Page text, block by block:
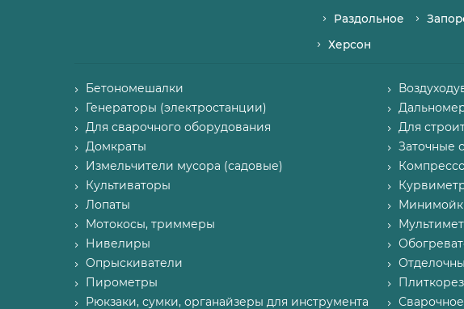
Раздольное
Херсон
Бетономешалки
Генераторы (электростанции)
Для сварочного оборудования
Для
Домкраты
Заточные
Измельчители мусора (садовые)
Культиваторы
Лопаты
Мотокосы, триммеры
Нивелиры
Опрыскиватели
Пирометры
Рюкзаки, сумки, органайзеры для инструмента